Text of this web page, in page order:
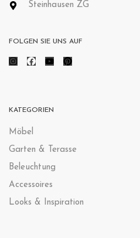
Steinhausen ZG
FOLGEN SIE UNS AUF
KATEGORIEN
Möbel
Garten & Terasse
Beleuchtung
Accessoires
Looks & Inspiration